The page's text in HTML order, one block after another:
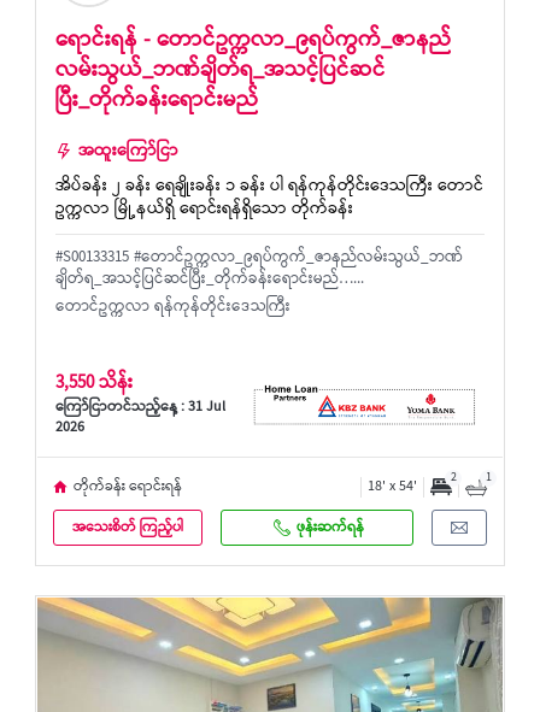
ရောင်းရန် - တောင်ဥက္ကလာ_၉ရပ်ကွက်_ဇာနည်
လမ်းသွယ်_ဘဏ်ချိတ်ရ_အသင့်ပြင်ဆင်
ပြီး_တိုက်ခန်းရောင်းမည်
အထူးကြော်ငြာ
အိပ်ခန်း ၂ ခန်း ရေချိုးခန်း ၁ ခန်း ပါ ရန်ကုန်တိုင်းဒေသကြီး တောင်
ဥက္ကလာ မြို့နယ်ရှိ ရောင်းရန်ရှိသော တိုက်ခန်း
#S00133315 #တောင်ဥက္ကလာ_၉ရပ်ကွက်_ဇာနည်လမ်းသွယ်_ဘဏ်
ချိတ်ရ_အသင့်ပြင်ဆင်ပြီး_တိုက်ခန်းရောင်းမည်…...
တောင်ဥက္ကလာ ရန်ကုန်တိုင်းဒေသကြီး
3,550 သိန်း
ကြော်ငြာတင်သည့်နေ့ : 31 Jul
2026
တိုက်ခန်း ရောင်းရန် 18' x 54' 2 1
အသေးစိတ် ကြည့်ပါ ဖုန်းဆက်ရန်